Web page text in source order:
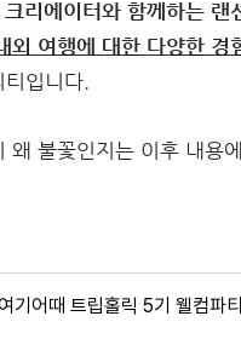
리에이터와 함께하는 랜
외 여행에 대한 다양한 경
입니다.
왜 불꽃인지는 이후 내용
기어때 트립홀릭 5기 웰컴파